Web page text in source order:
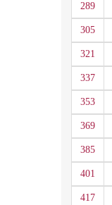
289
305
321
337
353
369
385
401
417